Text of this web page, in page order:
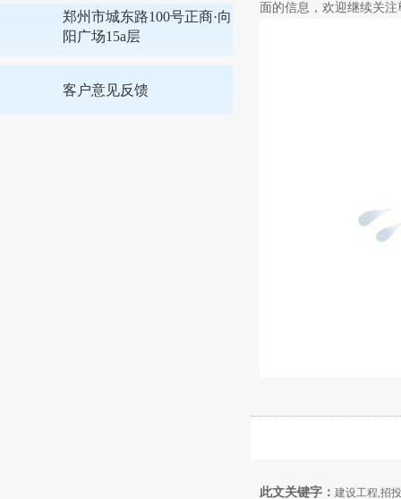
郑州市城东路100号正商·向
阳广场15a层
客户意见反馈
面的信息，欢迎继续关注
此文关键字： 建设工程,招